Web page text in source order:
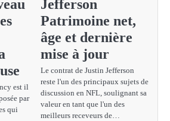
est il
par
qui
Jefferson
Patrimoine net,
âge et dernière
mise à jour
Le contrat de Justin Jefferson
reste l'un des principaux sujets de
discussion en NFL, soulignant sa
valeur en tant que l'un des
meilleurs receveurs de…